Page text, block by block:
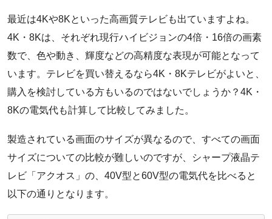
最近は4Kや8Kといった高画質テレビも出ていますよね。
4K・8Kは、それぞれ現行ハイビジョンの4倍・16倍の画素
数で、色や動き、輝度などの高精度な表現が可能となって
います。テレビを買い替えるなら4K・8Kテレビがよいと、
購入を検討している方もいるのではないでしょうか？4K・
8Kの電気代も計算して比較してみました。
製造されている画面のサイズが異なるので、すべての画面
サイズについての比較が難しいのですが、シャープ液晶テ
レビ「アクオス」の、40V型と60V型の電気代を比べると
以下の通りとなります。